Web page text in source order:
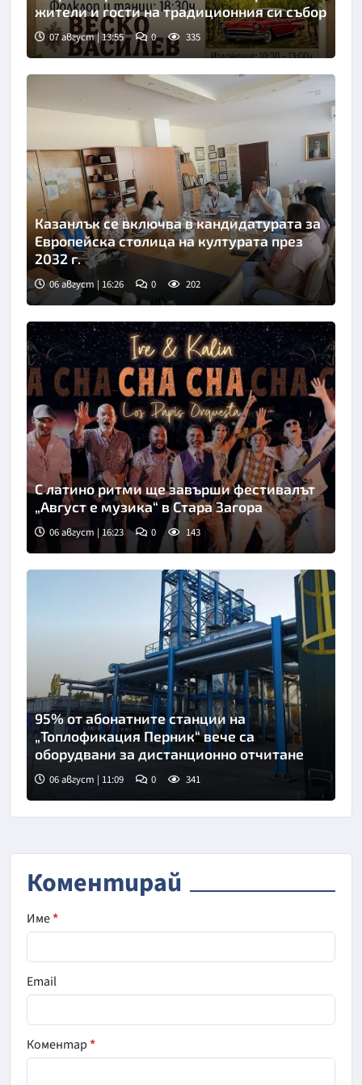
жители и гости на традиционния си събор
07 август | 13:55 0 335
Казанлък се включва в кандидатурата за
Европейска столица на културата през
2032 г.
06 август | 16:26 0 202
С латино ритми ще завърши фестивалът
„Август е музика“ в Стара Загора
06 август | 16:23 0 143
95% от абонатните станции на
„Топлофикация Перник“ вече са
оборудвани за дистанционно отчитане
06 август | 11:09 0 341
Коментирай
Име*
Email
Коментар*